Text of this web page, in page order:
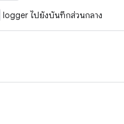
logger ไปยังบันทึกส่วนกลาง